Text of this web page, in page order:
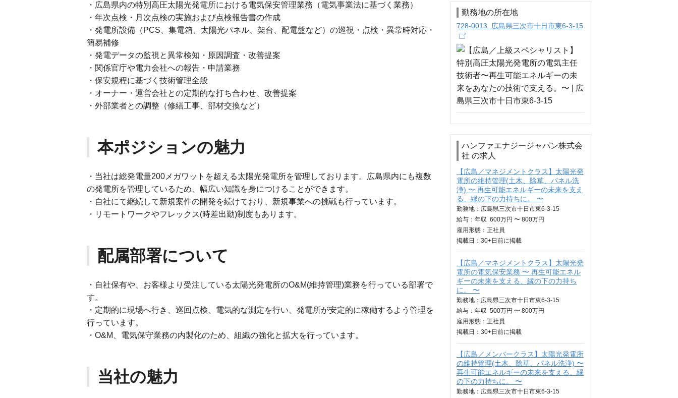
・広島県内の特別高圧太陽光発電所における電気保安管理業務（電気事業法に基づく業務）
・年次点検・月次点検の実施および点検報告書の作成
・発電所設備（PCS、集電箱、太陽光パネル、架台、配電盤など）の巡視・点検・異常時対応・
簡易補修
・発電データの監視と異常検知・原因調査・改善提案
・関係官庁や電力会社への報告・申請業務
・保安規程に基づく技術管理全般
・オーナー・運営会社との定期的な打ち合わせ、改善提案
・外部業者との調整（修繕工事、部材交換など）
本ポジションの魅力
・当社は総発電量200メガワットを超える太陽光発電所を管理しております。広島県内にも複数
の発電所を管理しているため、幅広い知識を身につけることができます。
・自社にて継続して新規案件の開発を続けており、新規事業への挑戦も行っています。
・リモートワークやフレックス(時差出勤)制度もあります。
配属部署について
・自社保有や、お客様より受注している太陽光発電所のO&M(維持管理)業務を行っている部署で
す。
・定期的に現場へ行き、巡回点検、電気的な測定を行い、発電所が安定的に稼働するよう管理を
行っています。
・O&M、電気保守業務の内製化のため、組織の強化と拡大を行っています。
当社の魅力
勤務地の所在地
728-0013 広島県三次市十日市東6-3-15
ハンファエナジージャパン株式会
社 の求人
【広島／マネジメントクラス】太陽光発
電所の維持管理(土木、除草、パネル洗
浄) 〜 再生可能エネルギーの未来を支え
る、縁の下の力持ちに。 〜
勤務地：広島県三次市十日市東6-3-15
給与： 年収 600万円 〜 800万円
雇用形態：正社員
掲載日： 30+日 前に掲載
【広島／マネジメントクラス】太陽光発
電所の電気保安業務 〜 再生可能エネル
ギーの未来を支える、縁の下の力持ち
に。 〜
勤務地：広島県三次市十日市東6-3-15
給与： 年収 500万円 〜 800万円
雇用形態：正社員
掲載日： 30+日 前に掲載
【広島／メンバークラス】太陽光発電所
の維持管理(土木、除草、パネル洗浄) 〜
再生可能エネルギーの未来を支える、縁
の下の力持ちに。 〜
勤務地：広島県三次市十日市東6-3-15